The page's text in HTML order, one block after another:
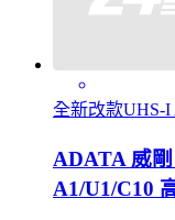
全新改款UHS-I
ADATA 威
A1/U1/C10